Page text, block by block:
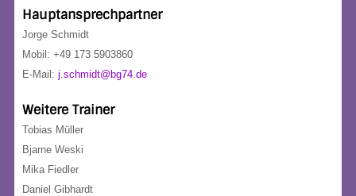
Hauptansprechpartner
Jorge Schmidt
Mobil: +49 173 5903860
E-Mail: j.schmidt@bg74.de
Weitere Trainer
Tobias Müller
Bjarne Weski
Mika Fiedler
Daniel Gibhardt